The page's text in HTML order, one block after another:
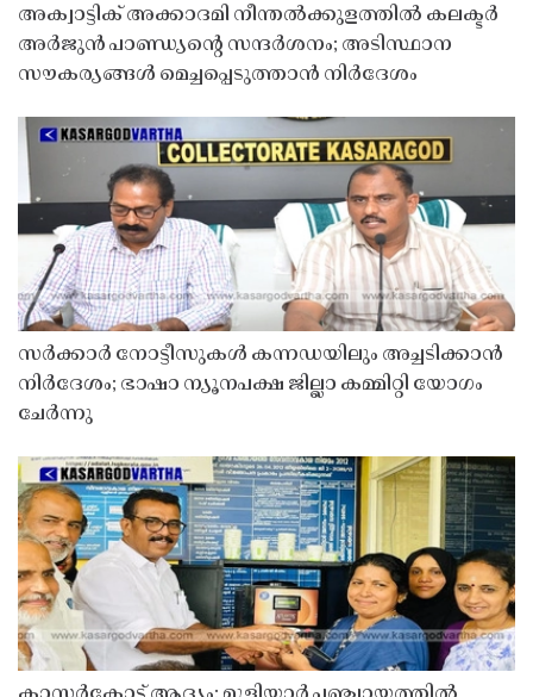
അക്വാട്ടിക് അക്കാദമി നീന്തൽക്കുളത്തിൽ കലക്ടർ
അർജുൻ പാണ്ഡ്യൻ്റെ സന്ദർശനം; അടിസ്ഥാന
സൗകര്യങ്ങൾ മെച്ചപ്പെടുത്താൻ നിർദേശം
സർക്കാർ നോട്ടീസുകൾ കന്നഡയിലും അച്ചടിക്കാൻ
നിർദേശം; ഭാഷാ ന്യൂനപക്ഷ ജില്ലാ കമ്മിറ്റി യോഗം
ചേർന്നു